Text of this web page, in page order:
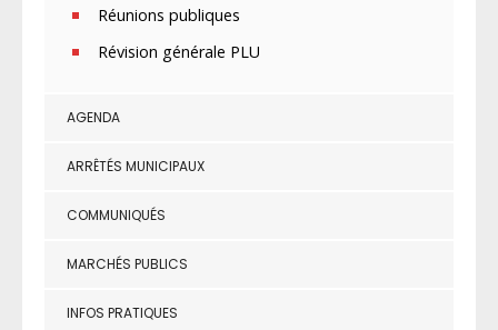
Réunions publiques
Révision générale PLU
AGENDA
ARRÊTÉS MUNICIPAUX
COMMUNIQUÉS
MARCHÉS PUBLICS
INFOS PRATIQUES